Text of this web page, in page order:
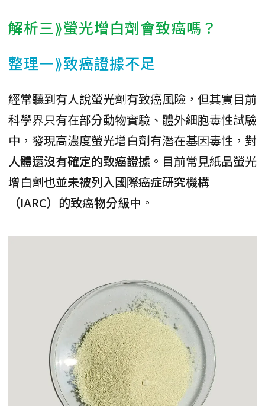
解析三⟫螢光增白劑會致癌嗎？
整理一⟫致癌證據不足
經常聽到有人說螢光劑有致癌風險，但其實目前
科學界只有在部分動物實驗、體外細胞毒性試驗
中，發現高濃度螢光增白劑有潛在基因毒性，對
人體還沒有確定的致癌證據 。目前常見紙品螢光
增白劑也並未被列入國際癌症研究機構
（IARC）的致癌物分級中 。